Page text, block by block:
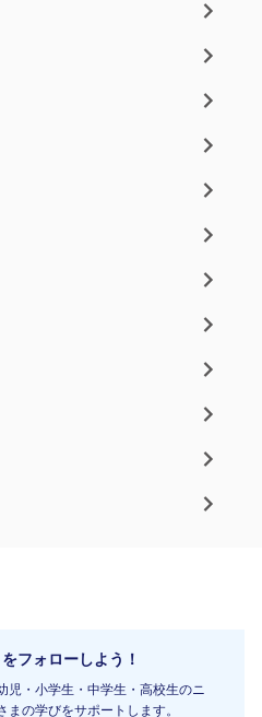
フォローしよう！
児・小学生・中学生・高校生のニ
まの学びをサポートします。